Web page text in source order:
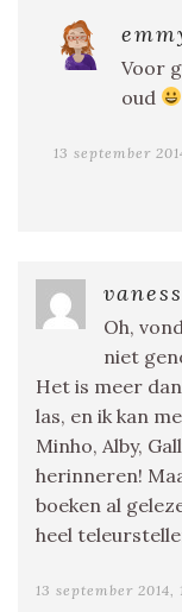
Voor
oud
13 september
Oh,
niet
Het is meer
las, en ik kan
Minho, Alby,
herinneren!
boeken al
heel
13 september 2014,